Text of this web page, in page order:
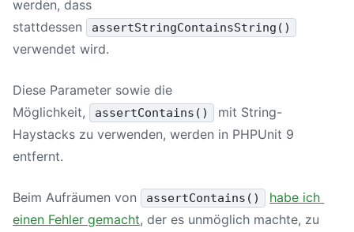
werden, dass
stattdessen
assertStringContainsString()
verwendet wird.
Diese Parameter sowie die
Möglichkeit,
assertContains()
mit String-
Haystacks zu verwenden, werden in PHPUnit 9
entfernt.
Beim Aufräumen von assertContains()
habe ich
einen Fehler gemacht, der es unmöglich machte, zu